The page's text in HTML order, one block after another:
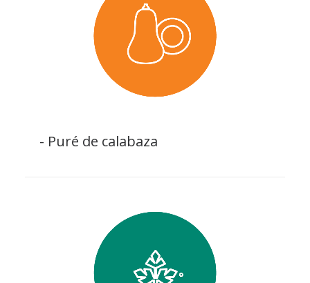
- Puré de calabaza